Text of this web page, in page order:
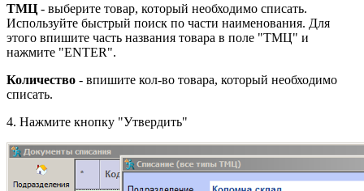
ТМЦ - выберите товар, который необходимо списать.
Используйте быстрый поиск по части наименования. Для
этого впишите часть названия товара в поле "ТМЦ" и
нажмите "ENTER".
Количество - впишите кол-во товара, который необходимо
списать.
4. Нажмите кнопку "Утвердить"